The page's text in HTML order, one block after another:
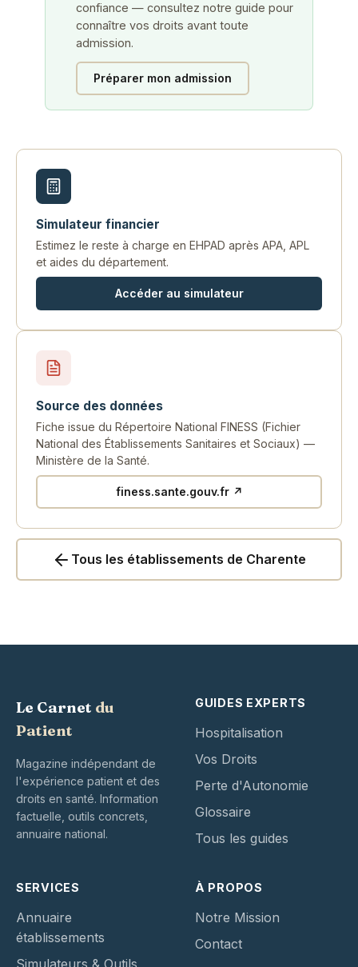
confiance — consultez notre guide pour
connaître vos droits avant toute
admission.
Préparer mon admission
Simulateur financier
Estimez le reste à charge en EHPAD après APA, APL
et aides du département.
Accéder au simulateur
Source des données
Fiche issue du Répertoire National FINESS (Fichier
National des Établissements Sanitaires et Sociaux) —
Ministère de la Santé.
finess.sante.gouv.fr ↗
Tous les établissements de Charente
Le Carnet du
Patient
Magazine indépendant de
l'expérience patient et des
droits en santé. Information
factuelle, outils concrets,
annuaire national.
GUIDES EXPERTS
Hospitalisation
Vos Droits
Perte d'Autonomie
Glossaire
Tous les guides
SERVICES
Annuaire
établissements
À PROPOS
Notre Mission
Contact